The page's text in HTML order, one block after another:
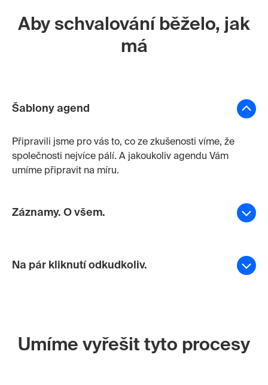
Aby schvalování běželo, jak
má
Šablony agend
Připravili jsme pro vás to, co ze zkušenosti víme, že
společnosti nejvíce pálí. A jakoukoliv agendu Vám
umíme připravit na míru.
Záznamy. O všem.
Na pár kliknutí odkudkoliv.
Umíme vyřešit tyto procesy